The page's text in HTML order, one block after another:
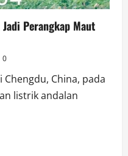
Perangkap Maut
0
China, pada
listrik andalan